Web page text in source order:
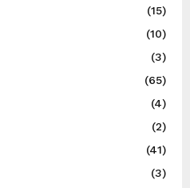
(15)
(10)
(3)
(65)
(4)
(2)
(41)
(3)